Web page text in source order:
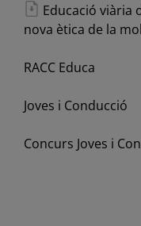
Educació viària
nova ètica de la
RACC Educa
Joves i Conducció
Concurs Joves i